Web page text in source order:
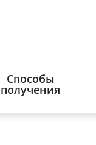
Способы
получения